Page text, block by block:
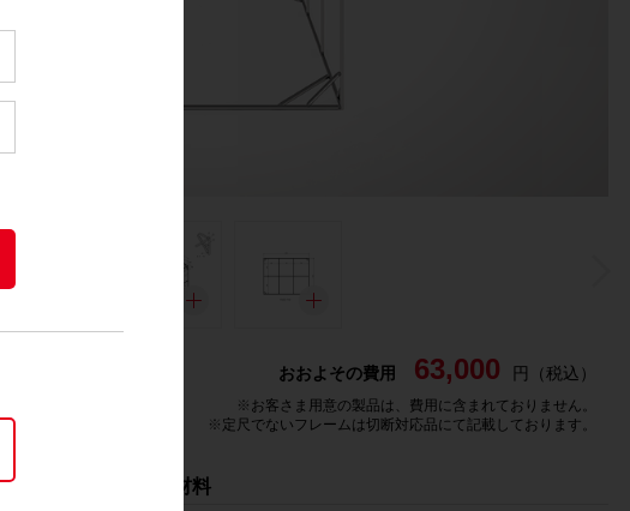
おおよその費用 63,000 円（税込）
※ お客さま用意の製品は、費用に含まれておりません。
※ 定尺でないフレームは切断対応品にて記載しております。
G-Fun 材料